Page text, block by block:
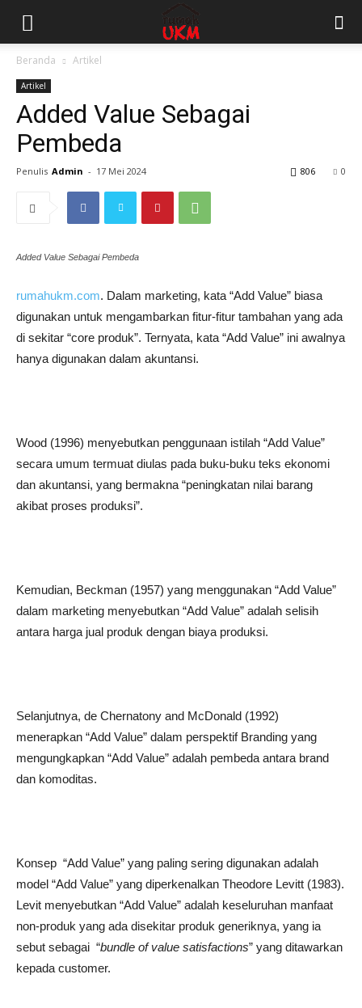
Beranda Artikel
Artikel
Added Value Sebagai
Pembeda
Penulis Admin - 17 Mei 2024 0
806
Added Value Sebagai Pembeda
rumahukm.com. Dalam marketing, kata “Add Value” biasa
digunakan untuk mengambarkan fitur-fitur tambahan yang ada
di sekitar “core produk”. Ternyata, kata “Add Value” ini awalnya
hanya digunakan dalam akuntansi.
Wood (1996) menyebutkan penggunaan istilah “Add Value”
secara umum termuat diulas pada buku-buku teks ekonomi
dan akuntansi, yang bermakna “peningkatan nilai barang
akibat proses produksi”.
Kemudian, Beckman (1957) yang menggunakan “Add Value”
dalam marketing menyebutkan “Add Value” adalah selisih
antara harga jual produk dengan biaya produksi.
Selanjutnya, de Chernatony and McDonald (1992)
menerapkan “Add Value” dalam perspektif Branding yang
mengungkapkan “Add Value” adalah pembeda antara brand
dan komoditas.
Konsep “Add Value” yang paling sering digunakan adalah
model “Add Value” yang diperkenalkan Theodore Levitt (1983).
Levit menyebutkan “Add Value” adalah keseluruhan manfaat
non-produk yang ada disekitar produk generiknya, yang ia
sebut sebagai “bundle of value satisfactions” yang ditawarkan
kepada customer.